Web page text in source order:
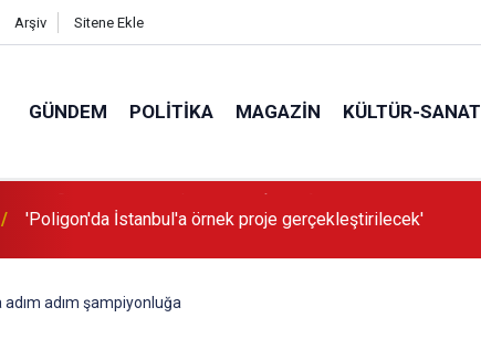
Arşiv Sitene Ekle
GÜNDEM POLITIKA MAGAZIN KÜLTÜR-SANAT
'Poligon'da İstanbul'a örnek proje gerçekleştirilecek'
adım adım şampiyonluğa